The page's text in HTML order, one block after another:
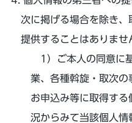
次に掲げる場合を除き、
提供することはありませ
ご本人の同意に
業、各種斡旋・取次の
お申込み等に取得す
況からみて当該個人